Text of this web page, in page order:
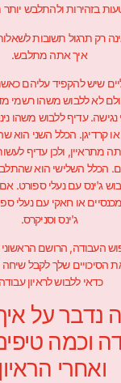
בזהירות ולהתלבש יותר
רק תרגול תשובות
איך אתה מתלבש.
שיש להקפיד עליהם
לא ללבוש משהו רשמי
עדיף ללבוש משהו
קרדיגן. הכלל השני הוא
מתראיין, ולכן עדיף
הכלל השלישי הוא
ג'ינס עם נעלי ספורט.
או חאקי עם נעלי
ג'ינס וסניקרס.
העבודה, הרושם
את הסיכויים שלך לקבל
כדאי ללבוש לראיון
נדבר על
וכמה
ואחרי